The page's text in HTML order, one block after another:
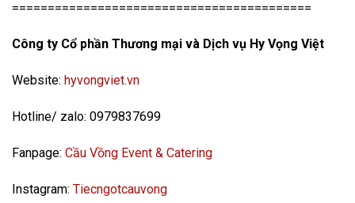
==========================================
Công ty Cổ phần Thương mại và Dịch vụ Hy Vọng Việt
Website: hyvongviet.vn
Hotline/ zalo: 0979837699
Fanpage: Cầu Vồng Event & Catering
Instagram: Tiecngotcauvong